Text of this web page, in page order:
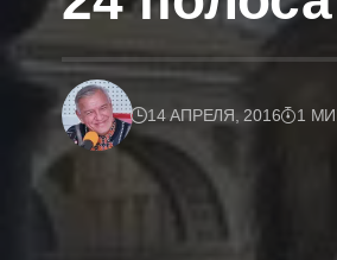
14 АПРЕЛЯ, 2016 1